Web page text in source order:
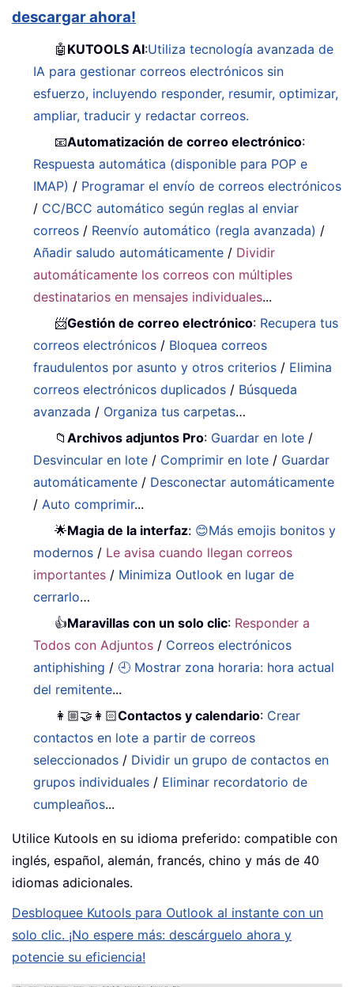
descargar ahora!
🤖 KUTOOLS AI:Utiliza tecnología avanzada de
IA para gestionar correos electrónicos sin
esfuerzo, incluyendo responder, resumir, optimizar,
ampliar, traducir y redactar correos.
📧Automatización de correo electrónico:
Respuesta automática (disponible para POP e
IMAP) / Programar el envío de correos electrónicos
/ CC/BCC automático según reglas al enviar
correos / Reenvío automático (regla avanzada) /
Añadir saludo automáticamente / Dividir
automáticamente los correos con múltiples
destinatarios en mensajes individuales...
📨Gestión de correo electrónico: Recupera tus
correos electrónicos / Bloquea correos
fraudulentos por asunto y otros criterios / Elimina
correos electrónicos duplicados / Búsqueda
avanzada / Organiza tus carpetas…
📁Archivos adjuntos Pro: Guardar en lote /
Desvincular en lote / Comprimir en lote / Guardar
automáticamente / Desconectar automáticamente
/Auto comprimir...
🌟Magia de la interfaz: 😊Más emojis bonitos y
modernos / Le avisa cuando llegan correos
importantes / Minimiza Outlook en lugar de
cerrarlo…
👍Maravillas con un solo clic: Responder a
Todos con Adjuntos / Correos electrónicos
antiphishing / 🕘 Mostrar zona horaria: hora actual
del remitente...
👩🏼‍🤝‍👩🏻Contactos y calendario: Crear
contactos en lote a partir de correos
seleccionados / Dividir un grupo de contactos en
grupos individuales / Eliminar recordatorio de
cumpleaños...
Utilice Kutools en su idioma preferido: compatible con
inglés, español, alemán, francés, chino y más de 40
idiomas adicionales.
Desbloquee Kutools para Outlook al instante con un
solo clic. ¡No espere más: descárguelo ahora y
potencie su eficiencia!